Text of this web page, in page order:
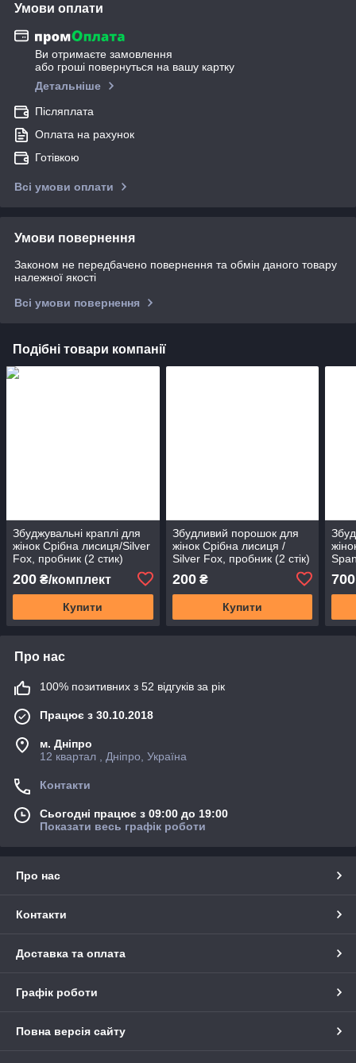
Умови оплати
Ви отримаєте замовлення
або гроші повернуться на вашу картку
Детальніше
Післяплата
Оплата на рахунок
Готівкою
Всі умови оплати
Умови повернення
Законом не передбачено повернення та обмін даного товару
належної якості
Всі умови повернення
Подібні товари компанії
Збуджувальні краплі для
жінок Срібна лисиця/Silver
Fox, пробник (2 стик)
200 ₴/комплект
Купити
Збудливий порошок для
жінок Срібна лисиця /
Silver Fox, пробник (2 стік)
200₴
Купити
700
Про нас
100% позитивних з 52 відгуків за рік
Працює з 30.10.2018
м. Дніпро
12 квартал , Дніпро, Україна
Контакти
Сьогодні працює з 09:00 до 19:00
Показати весь графік роботи
Про нас
Контакти
Доставка та оплата
Графік роботи
Повна версія сайту